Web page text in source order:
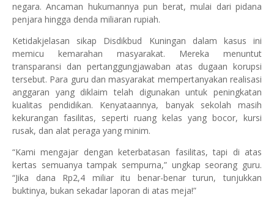
negara. Ancaman hukumannya pun berat, mulai dari pidana
penjara hingga denda miliaran rupiah.
Ketidakjelasan sikap Disdikbud Kuningan dalam kasus ini
memicu kemarahan masyarakat. Mereka menuntut
transparansi dan pertanggungjawaban atas dugaan korupsi
tersebut. Para guru dan masyarakat mempertanyakan realisasi
anggaran yang diklaim telah digunakan untuk peningkatan
kualitas pendidikan. Kenyataannya, banyak sekolah masih
kekurangan fasilitas, seperti ruang kelas yang bocor, kursi
rusak, dan alat peraga yang minim.
“Kami mengajar dengan keterbatasan fasilitas, tapi di atas
kertas semuanya tampak sempurna,” ungkap seorang guru.
“Jika dana Rp2,4 miliar itu benar-benar turun, tunjukkan
buktinya, bukan sekadar laporan di atas meja!”